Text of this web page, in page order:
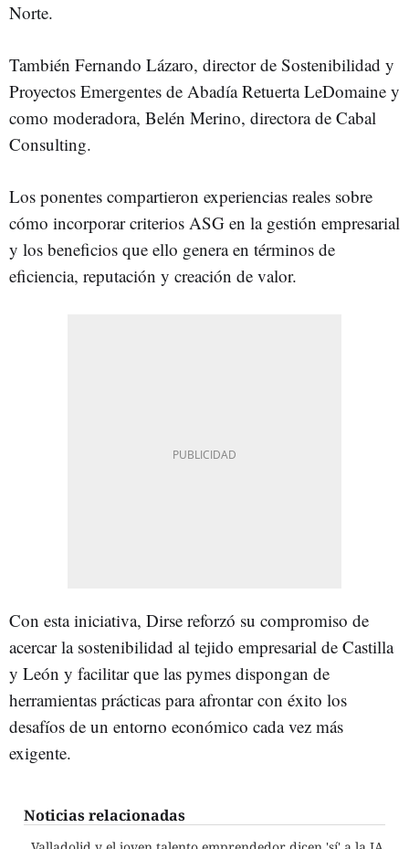
Norte.
También Fernando Lázaro, director de Sostenibilidad y
Proyectos Emergentes de Abadía Retuerta LeDomaine y
como moderadora, Belén Merino, directora de Cabal
Consulting.
Los ponentes compartieron experiencias reales sobre
cómo incorporar criterios ASG en la gestión empresarial
y los beneficios que ello genera en términos de
eficiencia, reputación y creación de valor.
Con esta iniciativa, Dirse reforzó su compromiso de
acercar la sostenibilidad al tejido empresarial de Castilla
y León y facilitar que las pymes dispongan de
herramientas prácticas para afrontar con éxito los
desafíos de un entorno económico cada vez más
exigente.
Noticias relacionadas